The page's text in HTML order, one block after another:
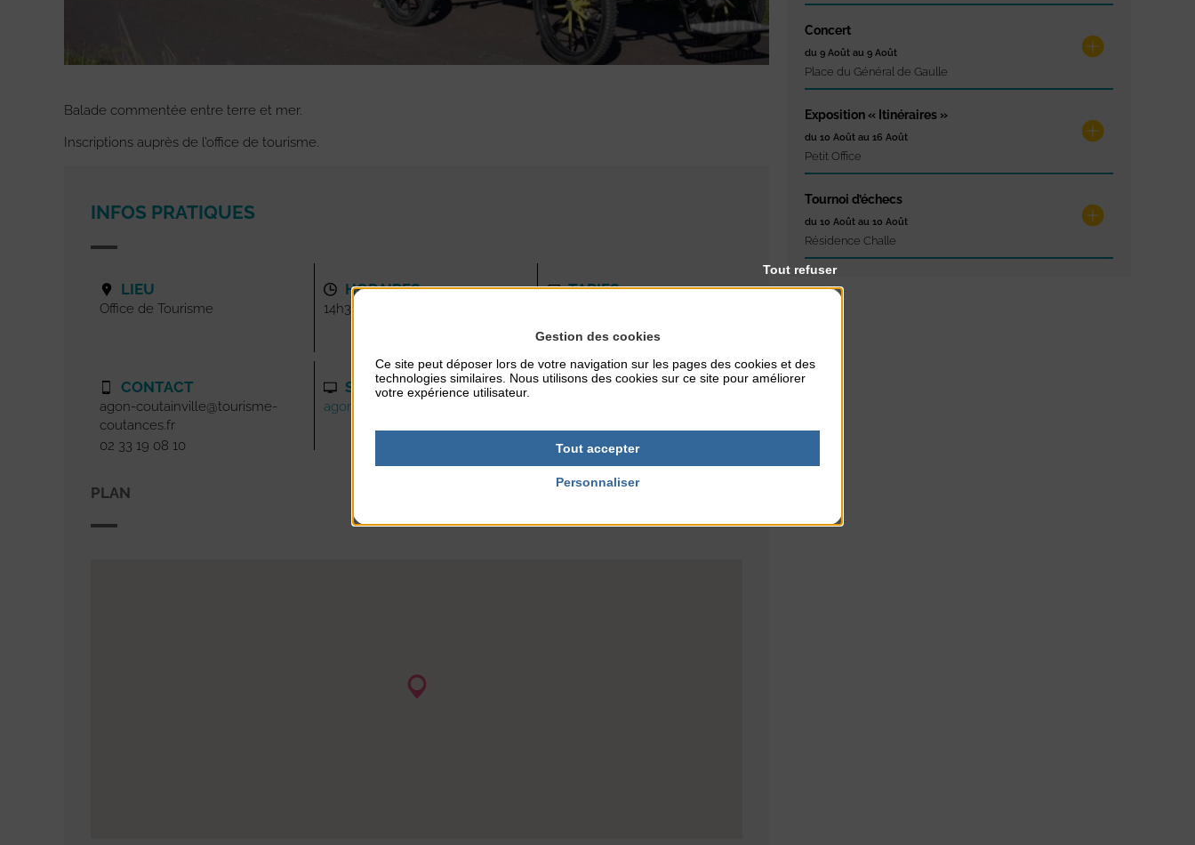
Balade commentée entre terre et mer.
Inscriptions auprès de l’office de tourisme.
INFOS PRATIQUES
LIEU
Office de Tourisme
CONTACT
agon-coutainville@tourisme-
coutances.fr
02 33 19 08 10
HORAIRES
14h30-16h
SITE INTERNET
agoncoutainville.fr
TARIFS
PLAN
Concert
du 9 Août au 9 Août
Place du Général de Gaulle
Exposition « Itinéraires »
du 10 Août au 16 Août
Petit Office
Tournoi d’échecs
du 10 Août au 10 Août
Résidence Challe
Gestion des cookies
Ce site peut déposer lors de votre navigation sur les pages des cookies et des
technologies similaires. Nous utilisons des cookies sur ce site pour améliorer
votre expérience utilisateur.
Tout accepter
Tout refuser
Personnaliser